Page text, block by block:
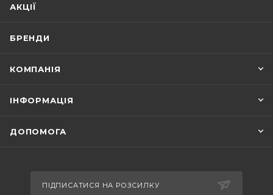
АКЦІЇ
БРЕНДИ
КОМПАНІЯ
ІНФОРМАЦІЯ
ДОПОМОГА
ПІДПИСАТИСЯ НА РОЗСИЛКУ